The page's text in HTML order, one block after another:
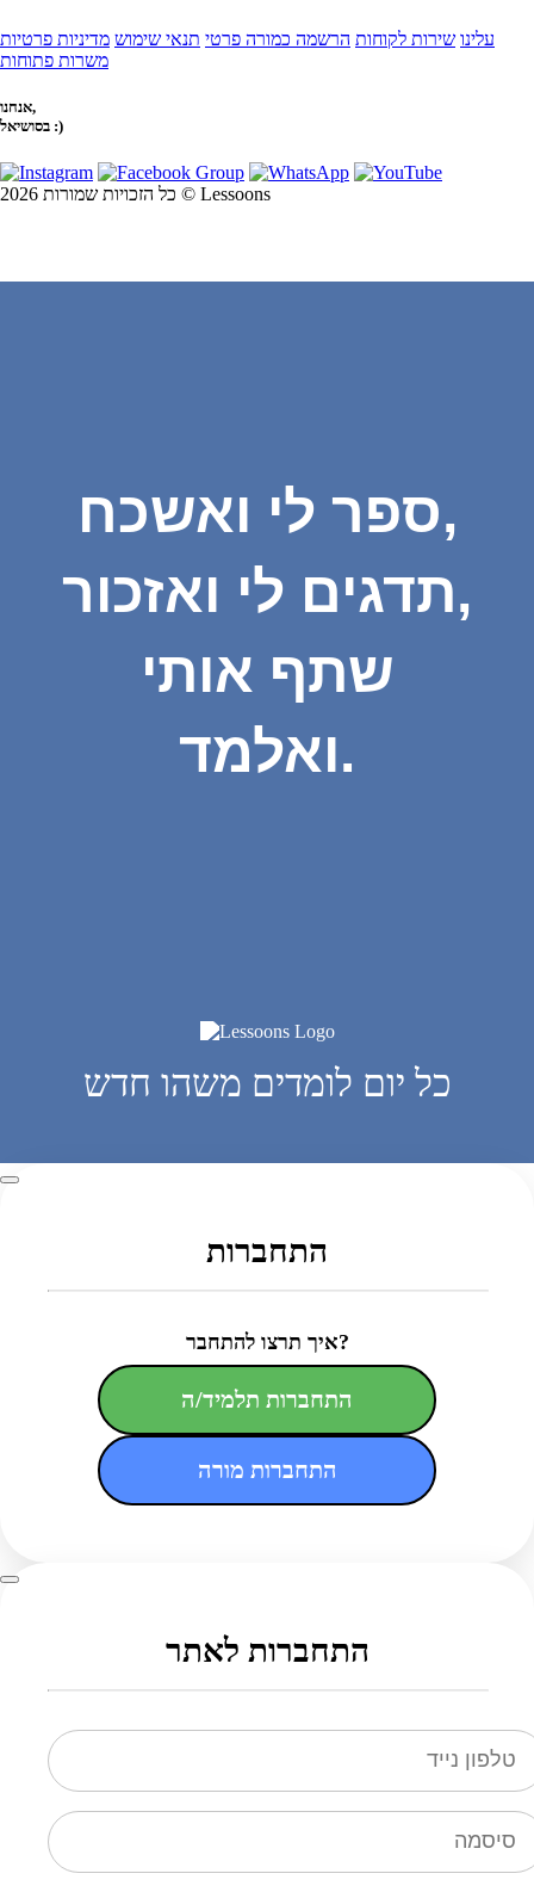
עלינו שירות לקוחות הרשמה כמורה פרטי תנאי שימוש מדיניות פרטיות
משרות פתוחות
אנחנו,
בסושיאל :)
כל הזכויות שמורות 2026 © Lessoons
ספר לי ואשכח,
תדגים לי ואזכור,
שתף אותי
ואלמד.
כל יום לומדים משהו חדש
התחברות
איך תרצו להתחבר?
התחברות תלמיד/ה
התחברות מורה
התחברות לאתר